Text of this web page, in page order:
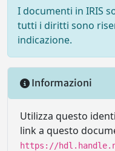
I documenti in IRIS
tutti i diritti sono
indicazione.
Informazioni
Utilizza questo
link a questo
https://